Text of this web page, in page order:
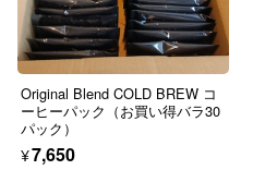
Original Blend COLD BREW コ
ーヒーパック（お買い得バラ30
パック）
¥7,650